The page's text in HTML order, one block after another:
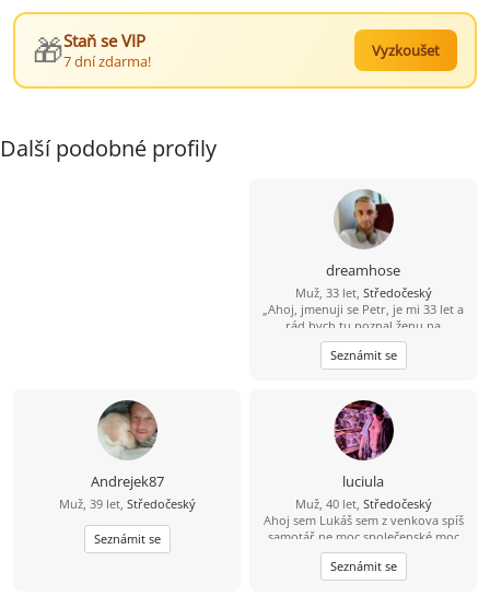
🎁Staň se VIP
7 dní zdarma!
Vyzkoušet
Další podobné profily
dreamhose
Muž, 33 let, Středočeský
„Ahoj, jmenuji se Petr, je mi 33 let a
rád bych tu poznal ženu na
přátelství. Nehledám nic intimního,
spíš někoho, s kým si člověk sedne a
může normálně trávit čas – zajít na
kole nebo občas vyrazit na výlet.
Prostě obyčejné, klidné přátelství a
společné chvíle bez tlaku na cokoliv
víc. Bylo by fajn potkat někoho, s
kým si člověk rozumí a čas s ním je
přirozený a příjemný klidně napiš na
WhatsApp nebo sms 777 308 050
Seznámit se
Andrejek87
Muž, 39 let, Středočeský
Seznámit se
luciula
Muž, 40 let, Středočeský
Ahoj sem Lukáš sem z venkova spíš
samotář ne moc společenské moc
toho ne namvuvim zato pozorný
vnímaví posluchač sem řemeslník
zedník tesař klempíř pokrývač. Moc
Seznámit se